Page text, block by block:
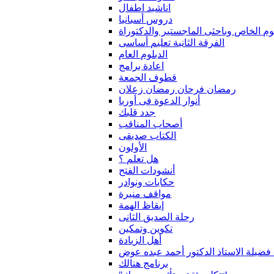
اناشيد اطفال
دروس أسبانيا
الخاص وباحثى الماجستير والدكتوراة
الفرقة الثانية تعليم أساسى
الدبلوم العام
اعادة برامج
قطوف الجمعة
رمضان فرحان رمضان زعلان
أنوار الدعوة فى أوربا
جدد قلبك
أصحاب المناقب
الكتاب صديقى
الأولون
هل تعلم ؟
أنشودات الفتح
حكايات ونوادر
مواقف منيرة
إيقاظ الهمة
رحلة الصديق الثانى
تكوين وتمكين
أهل الزيادة
فضيلة الاستاذ الدكتور أحمد عبده عوض
برنامج هنالك